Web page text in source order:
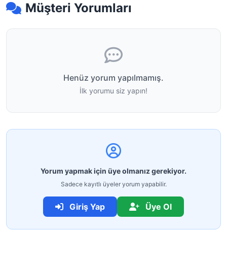
Müşteri Yorumları
Henüz yorum yapılmamış.
İlk yorumu siz yapın!
Yorum yapmak için üye olmanız gerekiyor.
Sadece kayıtlı üyeler yorum yapabilir.
Giriş Yap Üye Ol